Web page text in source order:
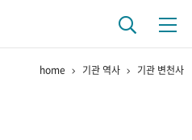
home 기관 역사 기관 변천사